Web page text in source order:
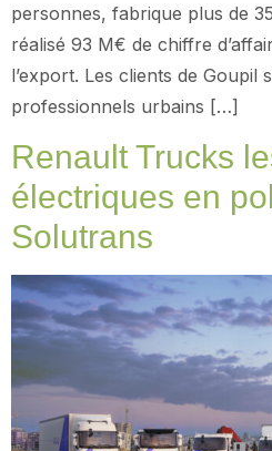
personnes, fabrique plus de
réalisé 93 M€ de chiffre
l’export. Les clients de Goupil
professionnels urbains […]
Renault Trucks
électriques en
Solutrans